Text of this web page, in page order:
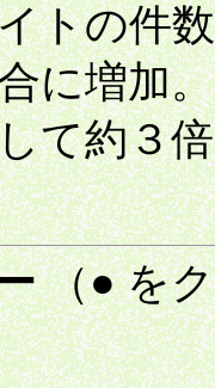
トの件
に増加
て約３
（● を